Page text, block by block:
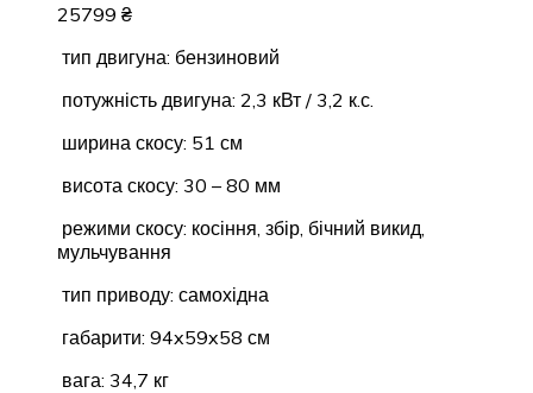
25799 ₴
тип двигуна: бензиновий
потужність двигуна: 2,3 кВт / 3,2 к.с.
ширина скосу: 51 см
висота скосу: 30 – 80 мм
режими скосу: косіння, збір, бічний викид,
мульчування
тип приводу: самохідна
габарити: 94x59x58 см
вага: 34,7 кг